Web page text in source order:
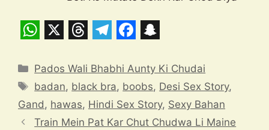
h
a
t
s
h
r
e
a
e
l
e
g
a
c
e
b
n
a
p
c
Categories
Pados Wali Bhabhi Aunty Ki Chudai
Tags
badan, black bra, boobs, Desi Sex Story,
Gand, hawas, Hindi Sex Story, Sexy Bahan
Train Mein Pat Kar Chut Chudwa Li Maine